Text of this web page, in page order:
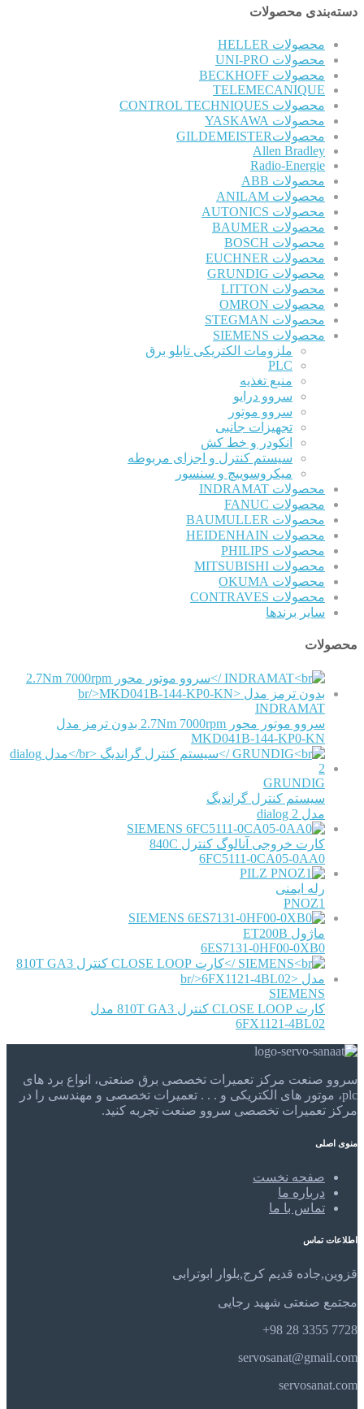
دسته‌بندی محصولات
محصولات HELLER
محصولات UNI-PRO
محصولات BECKHOFF
TELEMECANIQUE
محصولات CONTROL TECHNIQUES
محصولات YASKAWA
محصولاتGILDEMEISTER
Allen Bradley
Radio-Energie
محصولات ABB
محصولات ANILAM
محصولات AUTONICS
محصولات BAUMER
محصولات BOSCH
محصولات EUCHNER
محصولات GRUNDIG
محصولات LITTON
محصولات OMRON
محصولات STEGMAN
محصولات SIEMENS
ملزومات الکتریکی تابلو برق
PLC
منبع تغذیه
سروو درایو
سروو موتور
تجهیزات جانبی
انکودر و خط کش
سیستم کنترل و اجزای مربوطه
میکروسوییچ و سنسور
محصولات INDRAMAT
محصولات FANUC
محصولات BAUMULLER
محصولات HEIDENHAIN
محصولات PHILIPS
محصولات MITSUBISHI
محصولات OKUMA
محصولات CONTRAVES
سایر برندها
محصولات
INDRAMAT
سروو موتور محور 2.7Nm 7000rpm بدون ترمز مدل
MKD041B-144-KP0-KN
GRUNDIG
سیستم کنترل گراندیگ
مدل dialog 2
SIEMENS
کارت خروجی آنالوگ کنترل 840C
6FC5111-0CA05-0AA0
PILZ
رله ایمنی
PNOZ1
SIEMENS
ماژول ET200B
6ES7131-0HF00-0XB0
SIEMENS
کارت CLOSE LOOP کنترل 810T GA3 مدل
6FX1121-4BL02
سروو صنعت مرکز تعمیرات تخصصی برق صنعتی، انواع برد های
plc، موتور های الکتریکی و . . . تعمیرات تخصصی و مهندسی را در
مرکز تعمیرات تخصصی سروو صنعت تجربه کنید.
منوی اصلی
صفحه نخست
درباره ما
تماس با ما
اطلاعات تماس
قزوین,جاده قدیم کرج,بلوار ابوترابی
مجتمع صنعتی شهید رجایی
7728 3355 28 98+
servosanat@gmail.com
servosanat.com